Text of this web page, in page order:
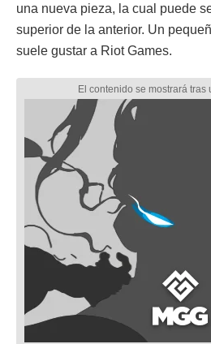
una nueva pieza, la cual puede
superior de la anterior. Un
suele gustar a Riot Games.